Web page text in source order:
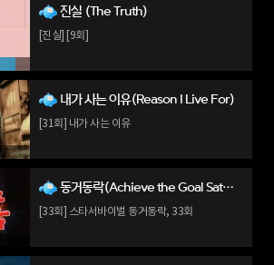
진실 (The Truth)
[진실] [9회]
내가 사는 이유(Reason I Live For)
[31회] 내가 사는 이유
동거동락(Achieve the Goal Saturday)
[33회] 스타서바이벌 동거동락, 33회